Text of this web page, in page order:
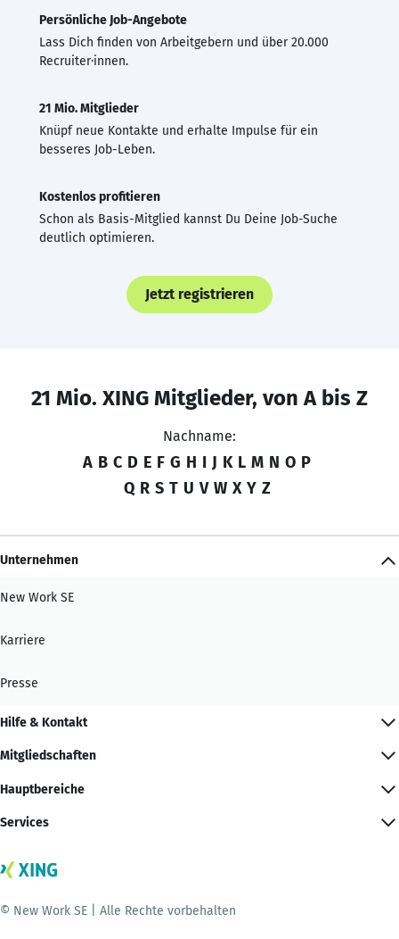
Persönliche Job-Angebote
Lass Dich finden von Arbeitgebern und über 20.000
Recruiter·innen.
21 Mio. Mitglieder
Knüpf neue Kontakte und erhalte Impulse für ein
besseres Job-Leben.
Kostenlos profitieren
Schon als Basis-Mitglied kannst Du Deine Job-Suche
deutlich optimieren.
Jetzt registrieren
21 Mio. XING Mitglieder, von A bis Z
Nachname:
A B C D E F G H I J K L M N O P
Q R S T U V W X Y Z
Unternehmen
New Work SE
Karriere
Presse
Hilfe & Kontakt
Mitgliedschaften
Hauptbereiche
Services
© New Work SE | Alle Rechte vorbehalten